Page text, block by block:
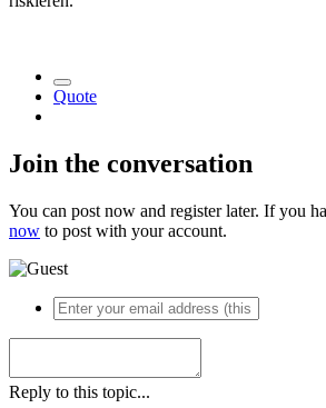
Quote
Join the conversation
You can post now and register later. If you
now to post with your account.
Reply to this topic...